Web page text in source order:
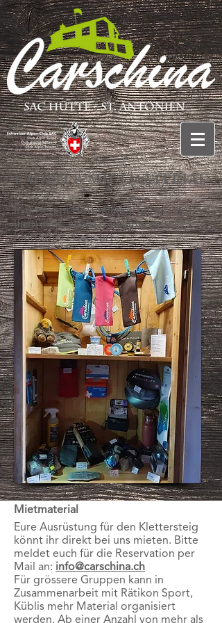
Lädeli & Mietmaterial
In unserem Hüttenlädeli findest du
(fast) alles, was das Wanderer- und
Kletterherz begehrt.
Mietmaterial
Eure Ausrüstung für den Klettersteig
könnt ihr direkt bei uns mieten. Bitte
meldet euch für die Reservation per
Mail an: info@carschina.ch
Für grössere Gruppen kann in
Zusammenarbeit mit Rätikon Sport,
Küblis mehr Material organisiert
werden. Ab einer Anzahl von mehr als